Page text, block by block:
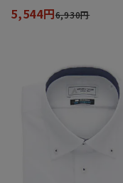
5,544円6,930円